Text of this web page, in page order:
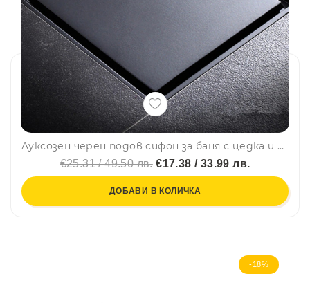
Луксозен черен подов сифон за баня с цедка и клапа против миризми
€25.31 / 49.50 лв.€17.38 / 33.99 лв.
ДОБАВИ В КОЛИЧКА
-18%